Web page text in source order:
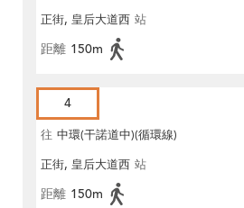
正街, 皇后大道西 站
距離 150m
4
往 中環(干諾道中)(循環線)
正街, 皇后大道西 站
距離 150m